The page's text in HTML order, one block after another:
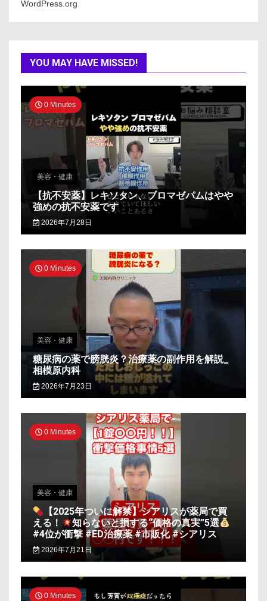
WordPress.org
YOU MAY HAVE MISSED!
0 Minutes
美容・健康
【抗不安薬】レキソタン、ブロマゼパムはやや
強めの抗不安薬です
2026年7月28日
0 Minutes
美容・健康
糖尿病の薬で膀胱炎？治療薬の副作用を解説_
相模原内科
2026年7月23日
0 Minutes
美容・健康
【2025年ついに解禁】シアリスが薬局で買
える！
知らないと損する“価格の真実”5選
#4位が衝撃 #ED治療薬 #市販化 #シアリス
2026年7月21日
0 Minutes